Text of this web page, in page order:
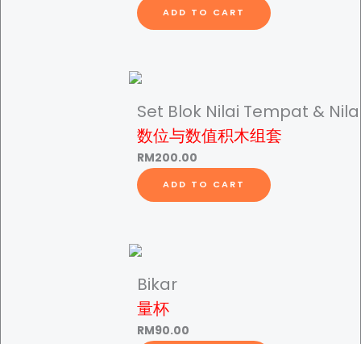
ADD TO CART
Set Blok Nilai Tempat &
数位与数值积木组套
RM200.00
ADD TO CART
Bikar
量杯
RM90.00